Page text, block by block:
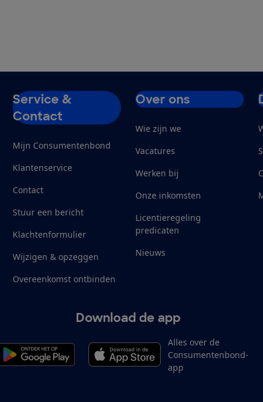
Service &
Contact
Mijn Consumentenbond
Klantenservice
Contact
Stuur een bericht
Klachtenformulier
Wijzigen & opzeggen
Overeenkomst ontbinden
Over ons
Wie zijn we
Vacatures
Werken bij
Onze inkomsten
Licentieregeling
predicaten
Nieuws
Download de app
Alles over de
Consumentenbond-
app